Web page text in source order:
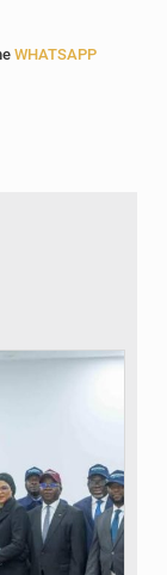
WHATSAPP